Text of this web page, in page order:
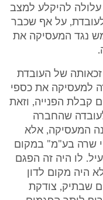
להיקלע למצב
על אף שכבר
נגד המעסיקה את
של העובדת
למעסיקה את כספי
קבלת הפנייה, וזאת
שהחברה
המעסיקה, אלא
שרה בע"מ" במקום
לו היה זה הפגם
היה מקום לדון
שבתיק, צודקת